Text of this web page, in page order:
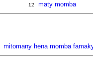
12 maty momba
mitomany hena momba